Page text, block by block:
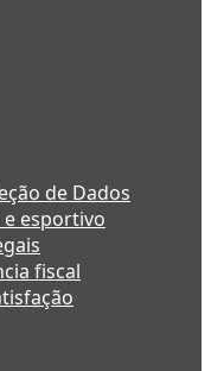
de Dados
esportivo
fiscal